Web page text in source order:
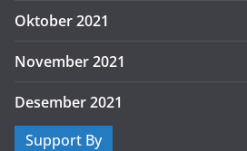
Oktober 2021
November 2021
Desember 2021
Support By